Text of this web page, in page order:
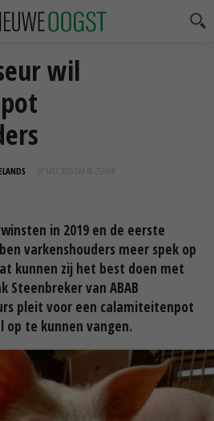
wil
07 MEI 2020 OM 06:25
in 2019 en de eerste
varkenshouders meer spek op
kunnen zij het best doen met
Steenbreker van ABAB
pleit voor een calamiteitenpot
op te kunnen vangen.